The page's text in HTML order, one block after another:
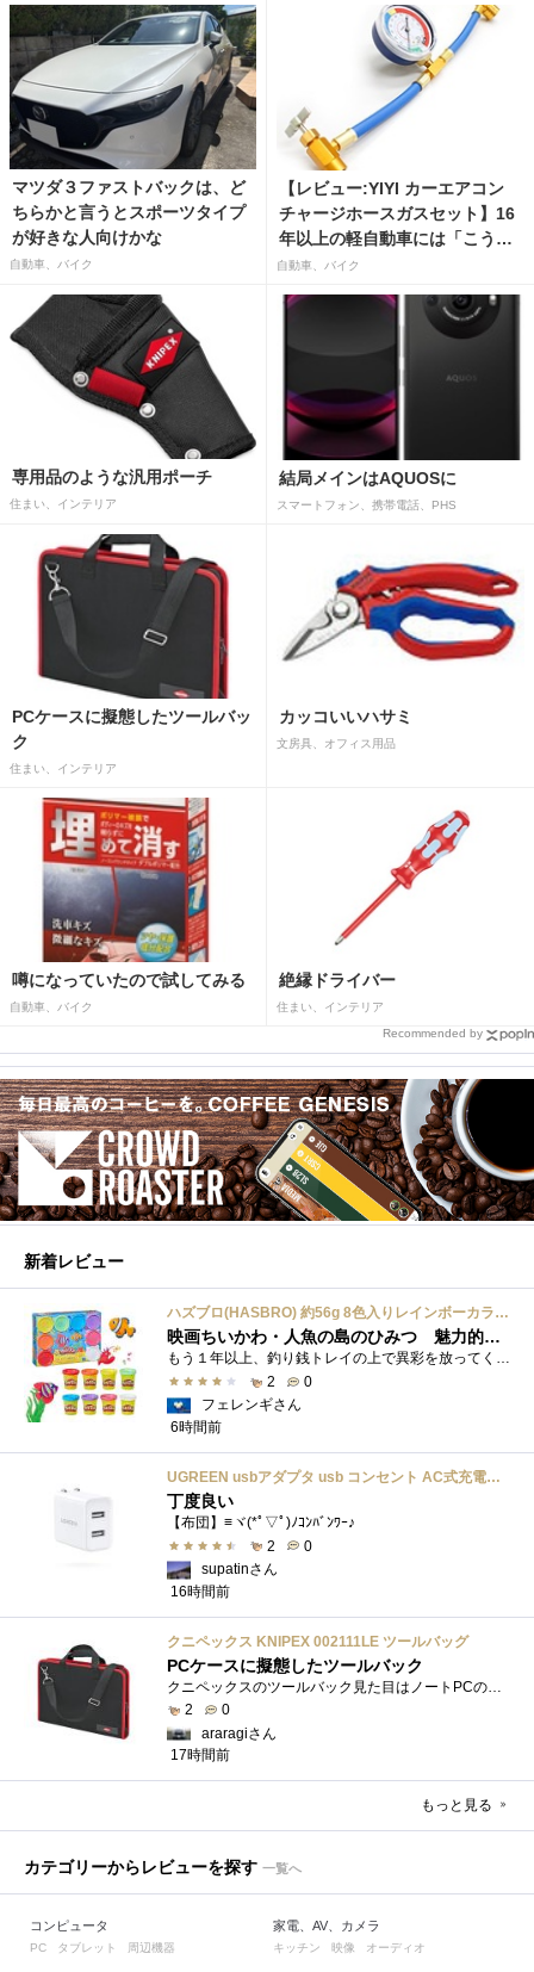
マツダ３ファストバックは、ど
ちらかと言うとスポーツタイプ
が好きな人向けかな
自動車、バイク
【レビュー:YIYI カーエアコン
チャージホースガスセット】16
年以上の軽自動車には「こうか
はばつぐんだ」が…
自動車、バイク
専用品のような汎用ポーチ
住まい、インテリア
結局メインはAQUOSに
スマートフォン、携帯電話、PHS
PCケースに擬態したツールバッ
ク
住まい、インテリア
カッコいいハサミ
文房具、オフィス用品
噂になっていたので試してみる
自動車、バイク
絶縁ドライバー
住まい、インテリア
Recommended by
新着レビュー
ハズブロ(HASBRO) 約56g 8色入りレインボーカラーのプレイ・ドー、新学期用品、2才以上のプリスクールの子供向け、子供向けのアート&クラフト 粘土 ねんど、こどもの日、子供の日プレゼント
映画ちいかわ・人魚の島のひみつ 魅力的なビラン：セイレーンを造ってみた
もう１年以上、釣り銭トレイの上で異彩を放ってくれたミャクミャクのマグネット 映画ちいかわ人魚の島のひみつを鑑賞後、素敵なビランのセイ...
2
0
フェレンギさん
6時間前
UGREEN usbアダプタ usb コンセント AC式充電器 3.1A PSE認証済み 折りたたみ式プラグ 2ポート
丁度良い
【布団】≡ヾ(*ﾟ▽ﾟ)ﾉｺﾝﾊﾞﾝﾜｰ♪
2
0
supatinさん
16時間前
クニペックス KNIPEX 002111LE ツールバッグ
PCケースに擬態したツールバック
2
0
araragiさん
17時間前
もっと見る
カテゴリーからレビューを探す 一覧へ
コンピュータ
PC タブレット 周辺機器
家電、AV、カメラ
キッチン 映像 オーディオ